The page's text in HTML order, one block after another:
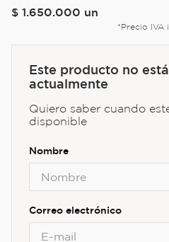
$ 1.650.000 un
*Precio IVA
Este producto no
actualmente
Quiero saber cuando
disponible